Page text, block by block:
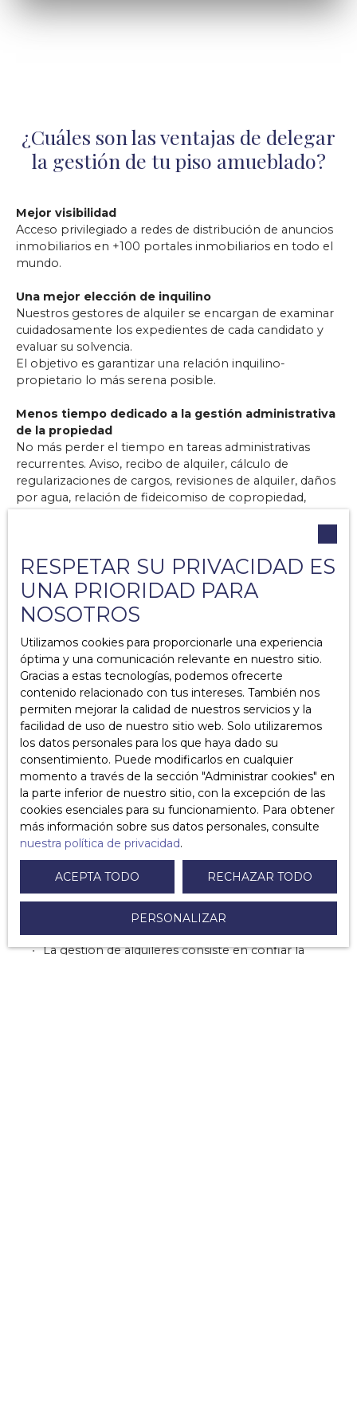
¿Cuáles son las ventajas de delegar
la gestión de tu piso amueblado?
Mejor visibilidad
Acceso privilegiado a redes de distribución de anuncios
inmobiliarios en +100 portales inmobiliarios en todo el
mundo.
Una mejor elección de inquilino
Nuestros gestores de alquiler se encargan de examinar
cuidadosamente los expedientes de cada candidato y
evaluar su solvencia.
El objetivo es garantizar una relación inquilino-
propietario lo más serena posible.
Menos tiempo dedicado a la gestión administrativa
de la propiedad
No más perder el tiempo en tareas administrativas
recurrentes. Aviso, recibo de alquiler, cálculo de
regularizaciones de cargos, revisiones de alquiler, daños
por agua, relación de fideicomiso de copropiedad,
seguros y obras.
La gestión de un apartamento, una casa, un local
comercial o una cartera inmobiliaria requiere sólidos
conocimientos legales e inmobiliarios.
Ce qu’il faut retenir :
Intervenimos en cada etapa del alquiler y su
gestión: resolución de problemas, relación
humana con el inquilino, satisfacción del cliente,
pago de alquiler, limpieza, servicio,
mantenimiento, pequeñas reparaciones e incluso
grandes obras a través de nuestros profesionales
interesados.
La gestión de alquileres consiste en confiar la
RESPETAR SU PRIVACIDAD ES
UNA PRIORIDAD PARA
NOSOTROS
Utilizamos cookies para proporcionarle una experiencia
óptima y una comunicación relevante en nuestro sitio.
Gracias a estas tecnologías, podemos ofrecerte
contenido relacionado con tus intereses. También nos
permiten mejorar la calidad de nuestros servicios y la
facilidad de uso de nuestro sitio web. Solo utilizaremos
los datos personales para los que haya dado su
consentimiento. Puede modificarlos en cualquier
momento a través de la sección ″Administrar cookies″ en
la parte inferior de nuestro sitio, con la excepción de las
cookies esenciales para su funcionamiento. Para obtener
más información sobre sus datos personales, consulte
nuestra política de privacidad.
ACEPTA TODO RECHAZAR TODO
PERSONALIZAR